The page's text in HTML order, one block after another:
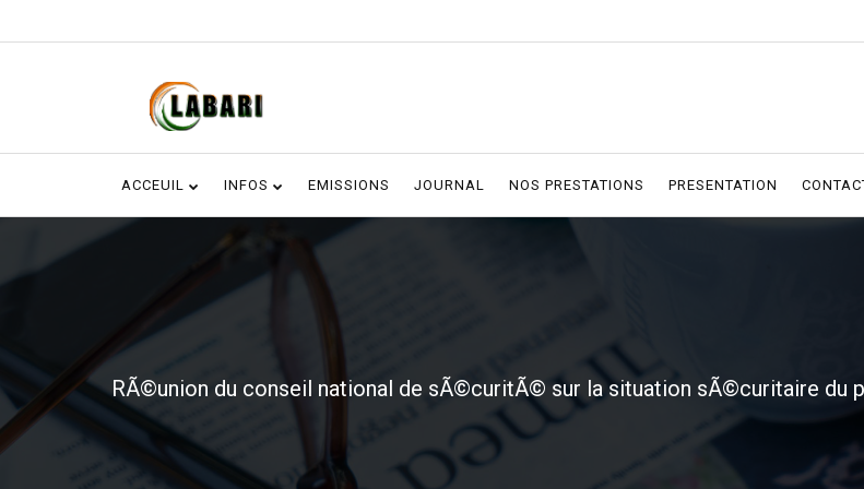
ACCEUIL INFOS EMISSIONS JOURNAL NOS PRESTATIONS PRESENTATION
RÃ©union du conseil national de sÃ©curitÃ© sur la situation sÃ©curitaire du